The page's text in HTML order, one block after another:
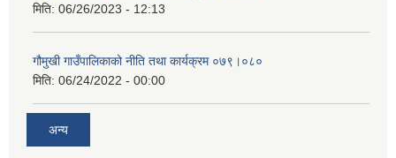
मिति: 06/26/2023 - 12:13
गौमुखी गाउँपालिकाको नीति तथा कार्यक्रम ०७९।०८०
मिति: 06/24/2022 - 00:00
अन्य